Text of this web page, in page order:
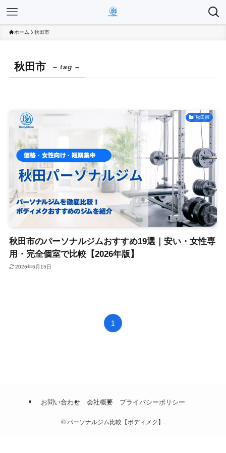
ホーム 秋田市
秋田市 – tag –
秋田県
秋田市のパーソナルジムおすすめ19選｜安い・女性専
用・完全個室で比較【2026年版】
2026年6月15日
1
お問い合わせ 会社概要 プライバシーポリシー
©パーソナルジム比較【ボディメク】.